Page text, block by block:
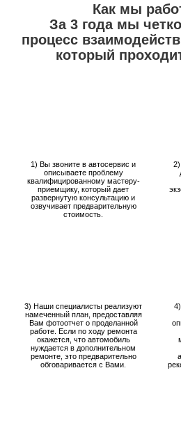
Как мы
За 3 года мы
процесс
который
1) Вы звоните в автосервис и
описываете проблему
квалифицированному мастеру-
приемщику, который дает
развернутую консультацию и
озвучивает предварительную
стоимость.
3) Наши специалисты реализуют
намеченный план, предоставляя
Вам фотоотчет о проделанной
работе. Если по ходу ремонта
окажется, что автомобиль
нуждается в дополнительном
ремонте, это предварительно
обговаривается с Вами.